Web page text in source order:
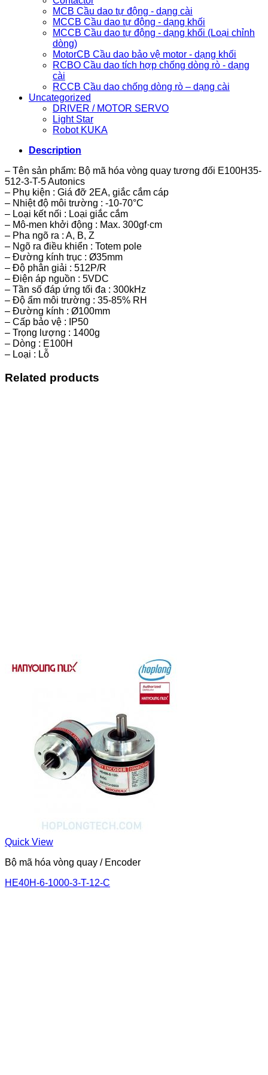
MCB Cầu dao tự động - dạng cài
MCCB Cầu dao tự động - dạng khối
MCCB Cầu dao tự động - dạng khối (Loại chỉnh
dòng)
MotorCB Cầu dao bảo vệ motor - dạng khối
RCBO Cầu dao tích hợp chống dòng rò - dạng
cài
RCCB Cầu dao chống dòng rò – dạng cài
Uncategorized
DRIVER / MOTOR SERVO
Light Star
Robot KUKA
Description
– Tên sản phẩm: Bộ mã hóa vòng quay tương đối E100H35-
512-3-T-5 Autonics
– Phụ kiện : Giá đỡ 2EA, giắc cắm cáp
– Nhiệt độ môi trường : -10-70°C
– Loại kết nối : Loại giắc cắm
– Mô-men khởi động : Max. 300gf·cm
– Pha ngõ ra : A, B, Z
– Ngõ ra điều khiển : Totem pole
– Đường kính trục : Ø35mm
– Độ phân giải : 512P/R
– Điện áp nguồn : 5VDC
– Tần số đáp ứng tối đa : 300kHz
– Độ ẩm môi trường : 35-85% RH
– Đường kính : Ø100mm
– Cấp bảo vệ : IP50
– Trọng lượng : 1400g
– Dòng : E100H
– Loại : Lỗ
Related products
Quick View
Bộ mã hóa vòng quay / Encoder
HE40H-6-1000-3-T-12-C